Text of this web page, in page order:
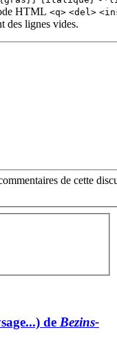
HTML <q> <del>
des lignes vides.
de cette
de Bezins-